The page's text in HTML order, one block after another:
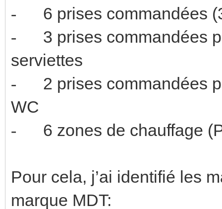
- 6 prises
-
3 prises commandées
-
2 prises commandées
- 6 zones de chauffage
Pour cela, j’ai identifié les
marque MDT: